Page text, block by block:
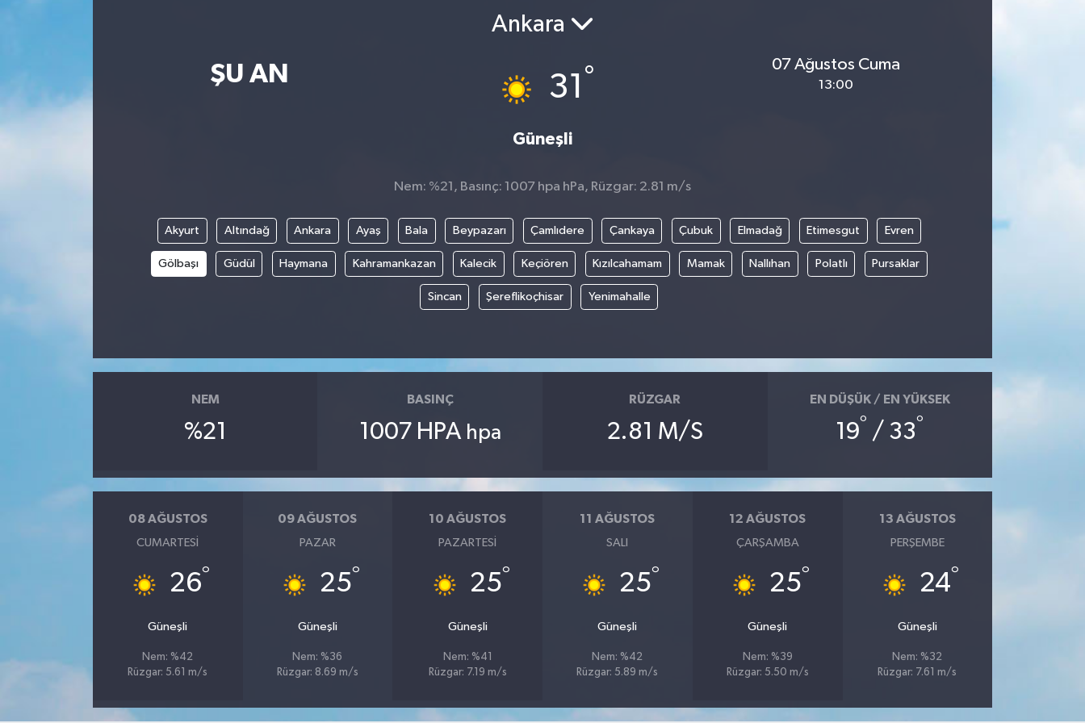
ŞU AN
Ankara
31 °
Güneşli
07 Ağustos Cuma
13:00
Nem: %21, Basınç: 1007 hpa hPa, Rüzgar: 2.81 m/s
Akyurt Altındağ Ankara Ayaş Bala Beypazarı Çamlıdere Çankaya Çubuk Elmadağ Etimesgut Evren
Gölbaşı Güdül Haymana Kahramankazan Kalecik Keçiören Kızılcahamam Mamak Nallıhan Polatlı Pursaklar
Sincan Şereflikoçhisar Yenimahalle
NEM
%21
BASINÇ
1007 HPA hpa
RÜZGAR
2.81 M/S
EN DÜŞÜK / EN YÜKSEK
19° / 33°
08 AĞUSTOS
CUMARTESI
26°
Güneşli
Nem: %42
Rüzgar: 5.61 m/s
09 AĞUSTOS
PAZAR
25°
Güneşli
Nem: %36
Rüzgar: 8.69 m/s
10 AĞUSTOS
PAZARTESI
25°
Güneşli
Nem: %41
Rüzgar: 7.19 m/s
11 AĞUSTOS
SALI
25°
Güneşli
Nem: %42
Rüzgar: 5.89 m/s
12 AĞUSTOS
ÇARŞAMBA
25°
Güneşli
Nem: %39
Rüzgar: 5.50 m/s
13 AĞUSTOS
PERŞEMBE
24°
Güneşli
Nem: %32
Rüzgar: 7.61 m/s